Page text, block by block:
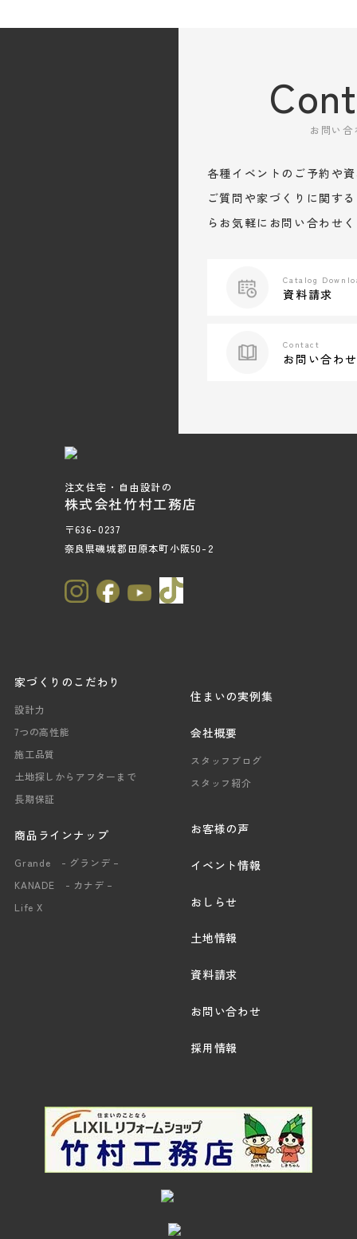
お問い合
各種イベントのご予約や
ご質問や家づくりに関す
らお気軽にお問い合わせ
Catalog
資料請求
Contact
お問い合わせ
注文住宅・自由設計の
株式会社竹村工務店
〒636-0237
奈良県磯城郡田原本町小阪50-2
家づくりのこだわり
設計力
7つの高性能
施工品質
土地探しからアフターまで
長期保証
商品ラインナップ
Grande - グランデ –
KANADE - カナデ –
Life X
住まいの実例集
会社概要
スタッフブログ
スタッフ紹介
お客様の声
イベント情報
おしらせ
土地情報
資料請求
お問い合わせ
採用情報